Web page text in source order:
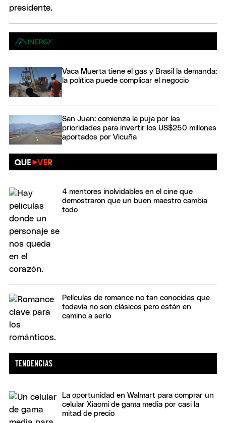
Vaca Muerta tiene el gas y Brasil la demanda:
la política puede complicar el negocio
San Juan: comienza la puja por las
prioridades para invertir los US$250 millones
aportados por Vicuña
4 mentores inolvidables en el cine que
demostraron que un buen maestro cambia
todo
Películas de romance no tan conocidas que
todavía no son clásicos pero están en
camino a serlo
La oportunidad en Walmart para comprar un
celular Xiaomi de gama media por casi la
mitad de precio